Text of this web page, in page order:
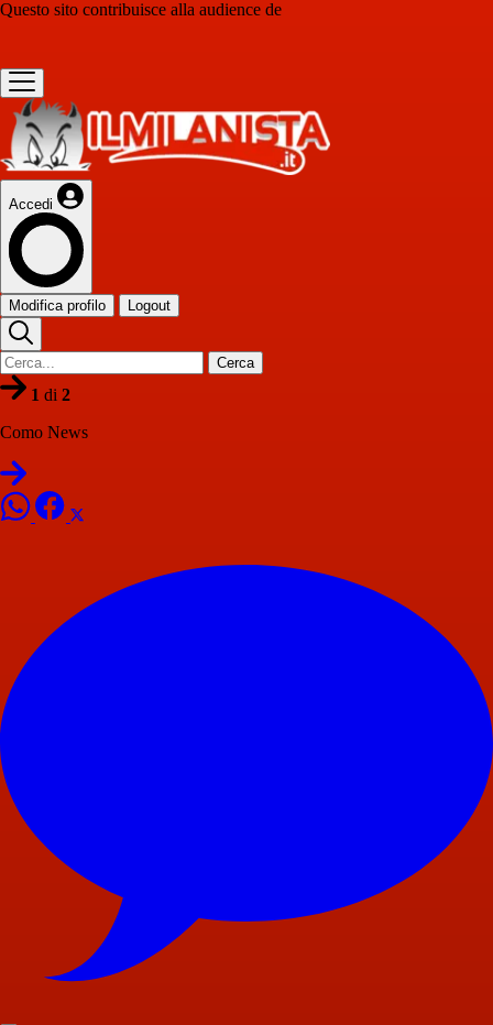
Questo sito contribuisce alla audience de
Accedi
Modifica profilo Logout
Cerca
1 di 2
Como News